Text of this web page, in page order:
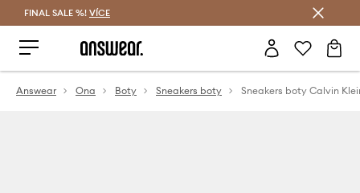
FINAL SALE %! VÍCE
Answear Ona Boty Sneakers boty